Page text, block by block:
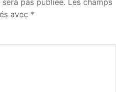
pas publiée. Les champs
avec *